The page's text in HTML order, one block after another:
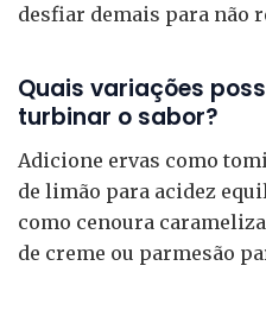
desfiar demais para não
Quais variações
turbinar o sabor?
Adicione ervas como
de limão para acidez
como cenoura
de creme ou parmesão